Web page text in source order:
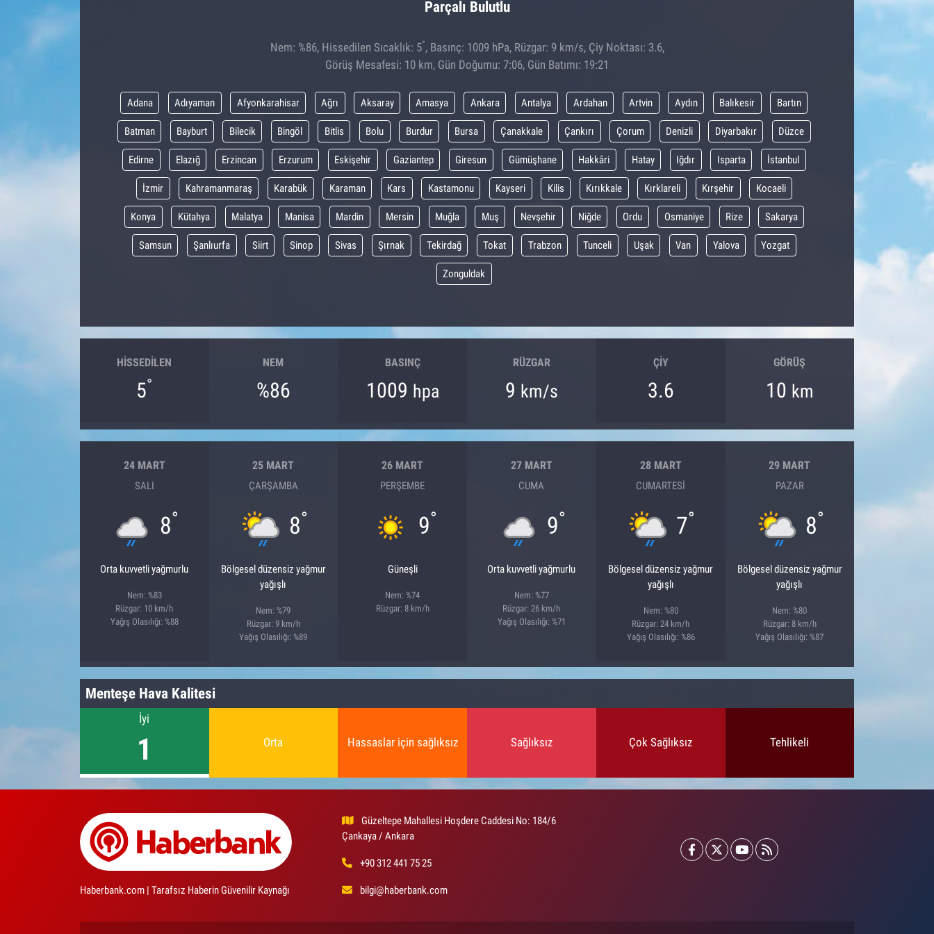
Parçalı Bulutlu
Nem: %86, Hissedilen Sıcaklık: 5°, Basınç: 1009 hPa, Rüzgar: 9 km/s, Çiy Noktası: 3.6,
Görüş Mesafesi: 10 km, Gün Doğumu: 7:06, Gün Batımı: 19:21
Adana Adıyaman Afyonkarahisar Ağrı Aksaray Amasya Ankara Antalya Ardahan Artvin Aydın Balıkesir Bartın
Batman Bayburt Bilecik Bingöl Bitlis Bolu Burdur Bursa Çanakkale Çankırı Çorum Denizli Diyarbakır Düzce
Edirne Elazığ Erzincan Erzurum Eskişehir Gaziantep Giresun Gümüşhane Hakkâri Hatay Iğdır Isparta İstanbul
İzmir Kahramanmaraş Karabük Karaman Kars Kastamonu Kayseri Kilis Kırıkkale Kırklareli Kırşehir Kocaeli
Konya Kütahya Malatya Manisa Mardin Mersin Muğla Muş Nevşehir Niğde Ordu Osmaniye Rize Sakarya
Samsun Şanlıurfa Siirt Sinop Sivas Şırnak Tekirdağ Tokat Trabzon Tunceli Uşak Van Yalova Yozgat
Zonguldak
HISSEDILEN
5°
NEM
%86
BASINÇ
1009 hpa
RÜZGAR
9 km/s
ÇIY
3.6
GÖRÜŞ
10 km
24 MART
SALI
8°
Orta kuvvetli yağmurlu
Nem: %83
Rüzgar: 10 km/h
Yağış Olasılığı: %88
25 MART
ÇARŞAMBA
8°
Bölgesel düzensiz yağmur
yağışlı
Nem: %79
Rüzgar: 9 km/h
Yağış Olasılığı: %89
26 MART
PERŞEMBE
9°
Güneşli
Nem: %74
Rüzgar: 8 km/h
27 MART
CUMA
9°
Orta kuvvetli yağmurlu
Nem: %77
Rüzgar: 26 km/h
Yağış Olasılığı: %71
28 MART
CUMARTESI
7°
Bölgesel düzensiz yağmur
yağışlı
Nem: %80
Rüzgar: 24 km/h
Yağış Olasılığı: %86
29 MART
PAZAR
8°
Bölgesel düzensiz yağmur
yağışlı
Nem: %80
Rüzgar: 8 km/h
Yağış Olasılığı: %87
Menteşe Hava Kalitesi
İyi
1 Orta Hassaslar için sağlıksız Sağlıksız Çok Sağlıksız Tehlikeli
Haberbank.com | Tarafsız Haberin Güvenilir Kaynağı
Güzeltepe Mahallesi Hoşdere Caddesi No: 184/6
Çankaya / Ankara
+90 312 441 75 25
bilgi@haberbank.com